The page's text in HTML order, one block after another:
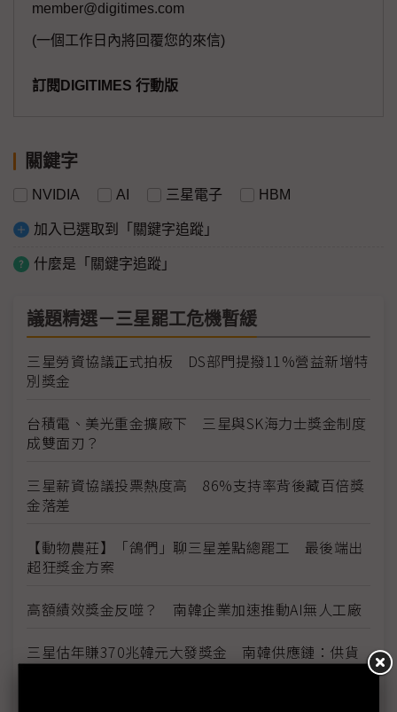
member@digitimes.com
(一個工作日內將回覆您的來信)
訂閱DIGITIMES 行動版
關鍵字
NVIDIA AI 三星電子 HBM
加入已選取到「關鍵字追蹤」
什麼是「關鍵字追蹤」
議題精選－三星罷工危機暫緩
三星勞資協議正式拍板 DS部門提撥11%營益新增特
別獎金
台積電、美光重金擴廠下 三星與SK海力士獎金制度
成雙面刃？
三星薪資協議投票熱度高 86%支持率背後藏百倍獎
金落差
【動物農莊】「鴿們」聊三星差點總罷工 最後端出
超狂獎金方案
高額績效獎金反噬？ 南韓企業加速推動AI無人工廠
三星估年賺370兆韓元大發獎金 南韓供應鏈：供貨
價也該調升